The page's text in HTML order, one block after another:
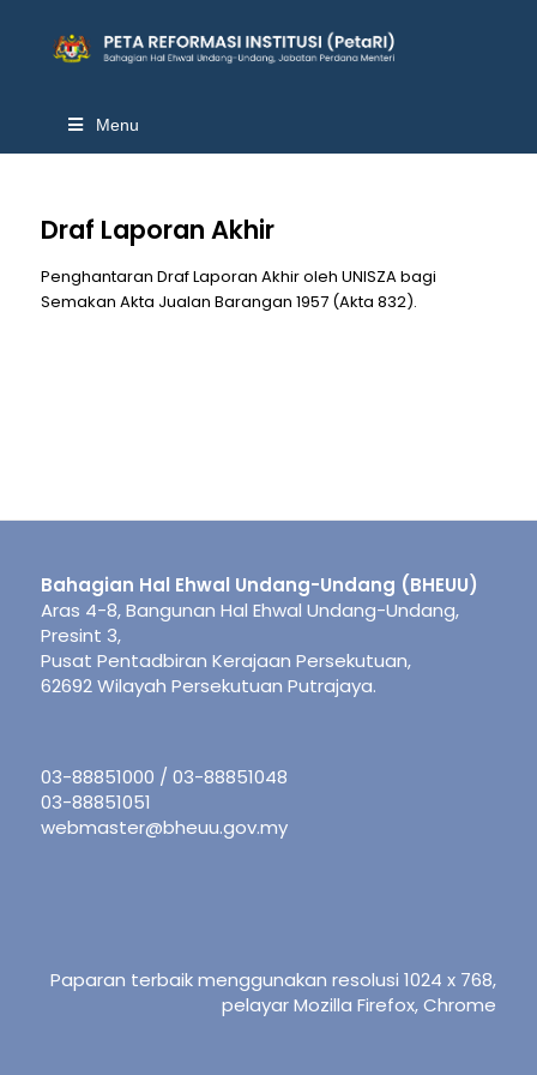
Menu
Draf Laporan Akhir
Penghantaran Draf Laporan Akhir oleh UNISZA bagi
Semakan Akta Jualan Barangan 1957 (Akta 832).
Bahagian Hal Ehwal Undang-Undang (BHEUU)
Aras 4-8, Bangunan Hal Ehwal Undang-Undang,
Presint 3,
Pusat Pentadbiran Kerajaan Persekutuan,
62692 Wilayah Persekutuan Putrajaya.
03-88851000 / 03-88851048
03-88851051
webmaster@bheuu.gov.my
Paparan terbaik menggunakan resolusi 1024 x 768,
pelayar Mozilla Firefox, Chrome